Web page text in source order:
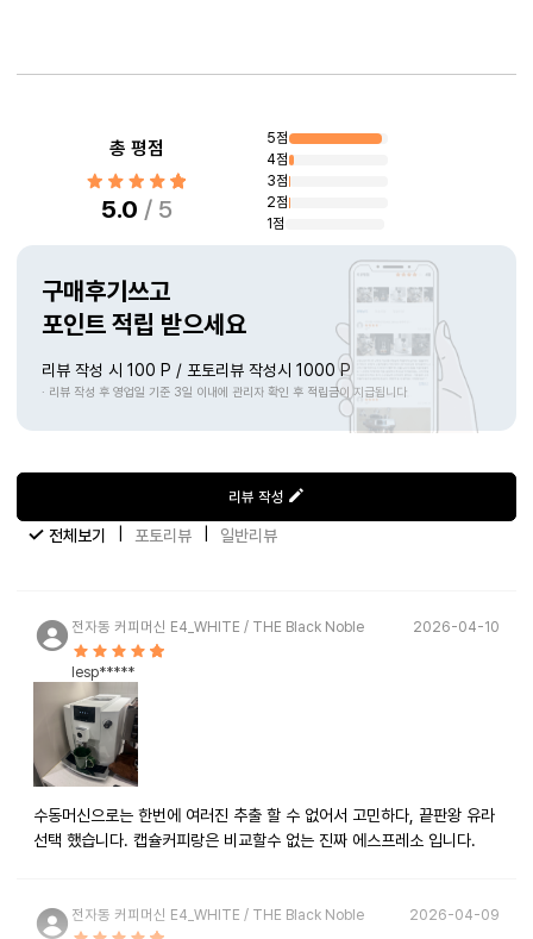
상품리뷰총 평점
5.0 / 5
5점
4점
3점
2점
1점
구매후기쓰고
포인트 적립 받으세요
리뷰 작성 시 100 P / 포토리뷰 작성시 1000 P
· 리뷰 작성 후 영업일 기준 3일 이내에 관리자 확인 후 적립금이 지급됩니다
전체보기 포토리뷰 일반리뷰
리뷰 작성
전자동 커피머신 E4_WHITE / THE Black Noble
lesp*****
2026-04-10
수동머신으로는 한번에 여러진 추출 할 수 없어서 고민하다, 끝판왕 유라
선택 했습니다. 캡슐커피랑은 비교할수 없는 진짜 에스프레소 입니다.
전자동 커피머신 E4_WHITE / THE Black Noble 2026-04-09